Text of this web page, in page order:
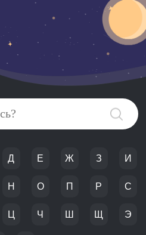
Д Е Ж З И
Н О П Р С
Ц Ч Ш Щ Э